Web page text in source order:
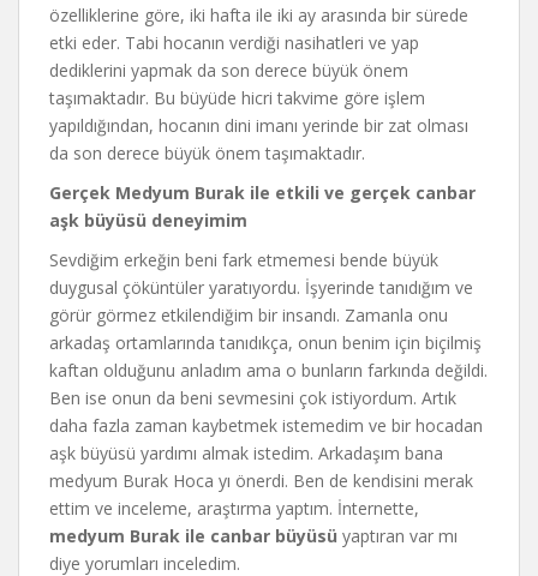
özelliklerine göre, iki hafta ile iki ay arasında bir sürede
etki eder. Tabi hocanın verdiği nasihatleri ve yap
dediklerini yapmak da son derece büyük önem
taşımaktadır. Bu büyüde hicri takvime göre işlem
yapıldığından, hocanın dini imanı yerinde bir zat olması
da son derece büyük önem taşımaktadır.
Gerçek Medyum Burak ile etkili ve gerçek canbar
aşk büyüsü deneyimim
Sevdiğim erkeğin beni fark etmemesi bende büyük
duygusal çöküntüler yaratıyordu. İşyerinde tanıdığım ve
görür görmez etkilendiğim bir insandı. Zamanla onu
arkadaş ortamlarında tanıdıkça, onun benim için biçilmiş
kaftan olduğunu anladım ama o bunların farkında değildi.
Ben ise onun da beni sevmesini çok istiyordum. Artık
daha fazla zaman kaybetmek istemedim ve bir hocadan
aşk büyüsü yardımı almak istedim. Arkadaşım bana
medyum Burak Hoca yı önerdi. Ben de kendisini merak
ettim ve inceleme, araştırma yaptım. İnternette,
medyum Burak ile canbar büyüsü yaptıran var mı
diye yorumları inceledim.